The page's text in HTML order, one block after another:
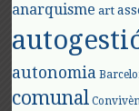
anarquisme art
autonomia
comunal